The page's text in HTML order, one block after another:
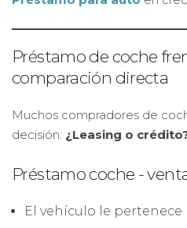
Préstamo de coche
comparación directa
Muchos compradores de
decisión: ¿Leasing o
Préstamo coche -
El vehículo le pertenece